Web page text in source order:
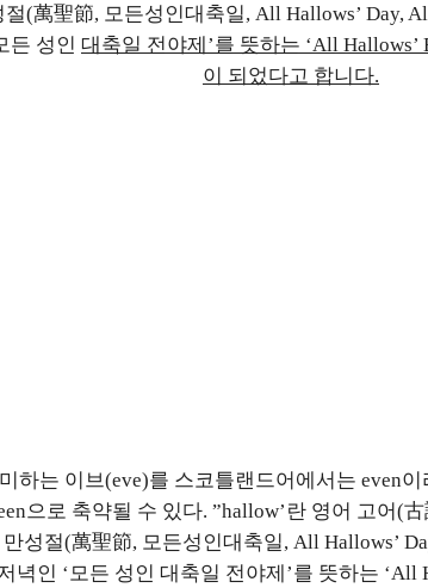
(萬聖節, 모든성인대축일, All Hallows’ Day,
든 성인 대축일 전야제’를 뜻하는 ‘All Hallows’
이 되었다고 합니다.
하는 이브(eve)를 스코틀랜드어에서는 even
으로 축약될 수 있다. ”hallow’란 영어 고어(
성절(萬聖節, 모든성인대축일, All Hallows’
녁인 ‘모든 성인 대축일 전야제’를 뜻하는 ‘All